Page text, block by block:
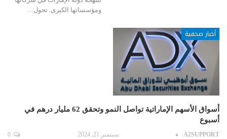
ومؤسساتها الكبرى. تحول…
أخبار صحفية
أسواق الأسهم الإماراتية تواصل النمو وتحقق 62 مليار درهم في
أسبوع
A2SUPPORT سبتمبر 21, 2024